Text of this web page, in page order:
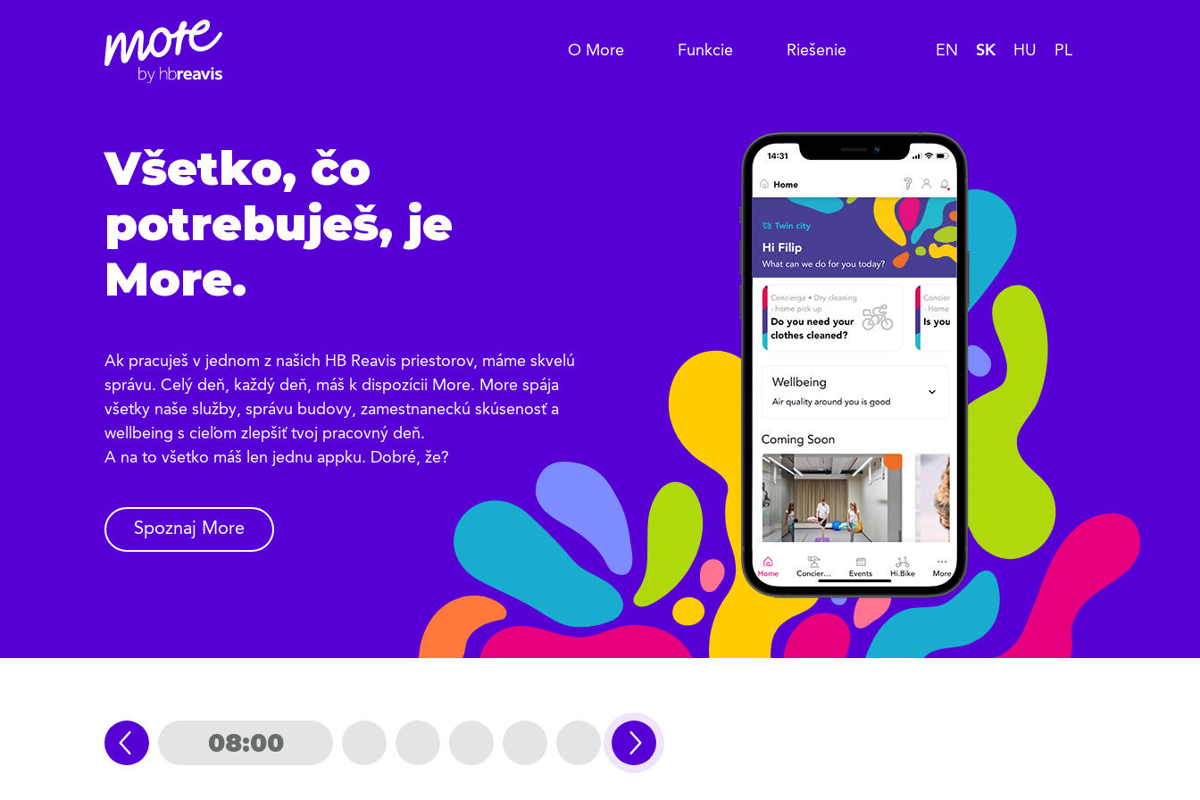
O More Funkcie Riešenie EN SK HU PL
Všetko, čo
potrebuješ, je
More.
Ak pracuješ v jednom z našich HB Reavis priestorov, máme skvelú
správu. Celý deň, každý deň, máš k dispozícii More. More spája
všetky naše služby, správu budovy, zamestnaneckú skúsenosť a
wellbeing s cieľom zlepšiť tvoj pracovný deň.
A na to všetko máš len jednu appku. Dobré, že?
Spoznaj More
08:00